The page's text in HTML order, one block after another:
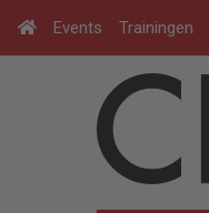
Events Trainingen